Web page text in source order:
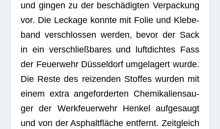
und gin­gen zu der beschä­dig­ten Ver­pa­ckung
vor. Die Leckage konnte mit Folie und Kle­be­
band ver­schlos­sen wer­den, bevor der Sack
in ein ver­schließ­ba­res und luft­dich­tes Fass
der Feu­er­wehr Düs­sel­dorf umge­la­gert wurde.
Die Reste des rei­zen­den Stof­fes wur­den mit
einem extra ange­for­der­ten Che­mi­ka­li­en­sau­
ger der Werk­feu­er­wehr Hen­kel auf­ge­saugt
und von der Asphalt­flä­che ent­fernt. Zeit­gleich